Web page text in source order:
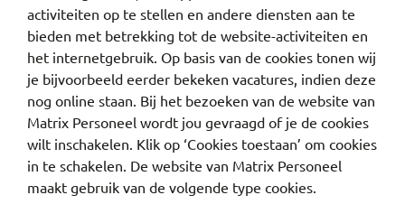
activiteiten op te stellen en andere diensten aan te
bieden met betrekking tot de website-activiteiten en
het internetgebruik. Op basis van de cookies tonen wij
je bijvoorbeeld eerder bekeken vacatures, indien deze
nog online staan. Bij het bezoeken van de website van
Matrix Personeel wordt jou gevraagd of je de cookies
wilt inschakelen. Klik op ‘Cookies toestaan’ om cookies
in te schakelen. De website van Matrix Personeel
maakt gebruik van de volgende type cookies.